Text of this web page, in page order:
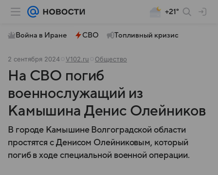
+21°
Война в Иране СВО Топливный кризис
2 сентября 2024 V102.ru Общество
На СВО погиб
военнослужащий из
Камышина Денис Олейников
В городе Камышине Волгоградской области
простятся с Денисом Олейниковым, который
погиб в ходе специальной военной операции.